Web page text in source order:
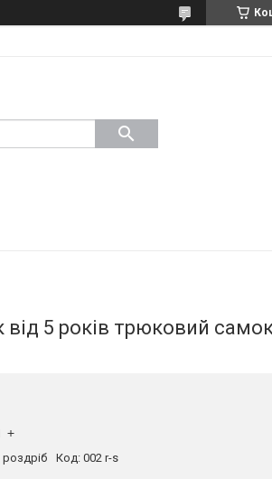
від 5 років трюковий
Код: 002 r-s